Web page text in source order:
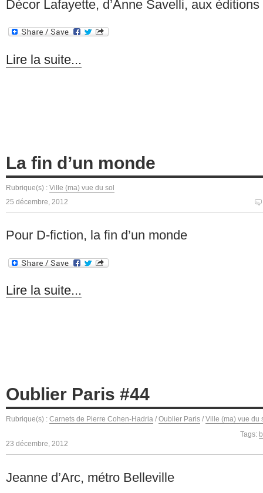
Décor Lafayette, d’Anne Savelli, aux
Lire la suite...
La fin d’un monde
Rubrique(s) : Ville (ma) vue du sol
25 décembre, 2012
Pour D-fiction, la fin d’un monde
Lire la suite...
Oublier Paris #44
Rubrique(s) : Carnets de Pierre Cohen-Hadria / Oublier Paris / Ville (ma) vue du
Tags:
23 décembre, 2012
Jeanne d’Arc, métro Belleville